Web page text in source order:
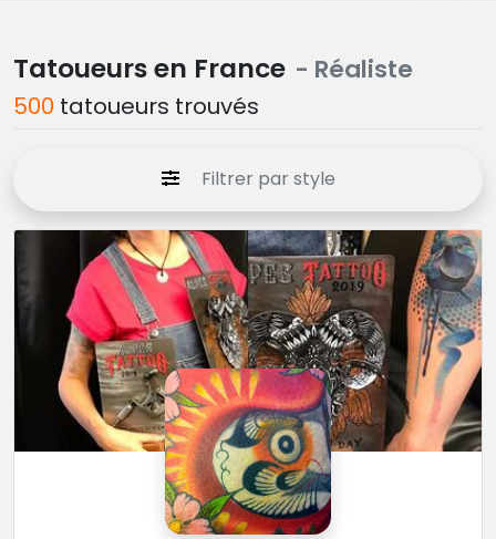
Tatoueurs en France - Réaliste
500 tatoueurs trouvés
Filtrer par style